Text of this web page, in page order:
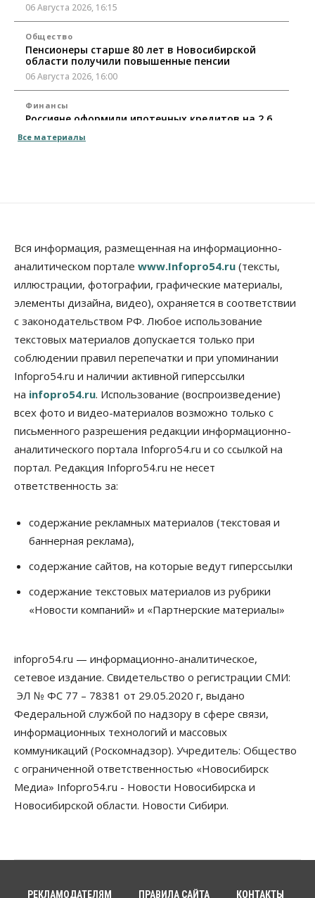
06 Августа 2026, 16:15
Общество
Пенсионеры старше 80 лет в Новосибирской
области получили повышенные пенсии
06 Августа 2026, 16:00
Финансы
Россияне оформили ипотечных кредитов на 2,6
06 Августа 2026, 15:53
Бизнес
Правительство России продлило разрешение на
выпуск бензина «Евро-3»
06 Августа 2026, 14:00
Общество
«За тех, у кого от 270 баллов,
настоящая борьба»: вузы настойчиво
обзванивают новосибирских высокобалльников
перед зачислением
06 Августа 2026, 13:00
Власть
Режим ЧС ввели в Омской области из-за засухи
06 Августа 2026, 12:15
Новосибирск готовится к визиту Владимира
Путина
Бизнес Недвижимость Общество
Росреестр назвал главные причины
06 Августа 2026, 12:00
Телекоммуникации
В 16 населённых пунктах Мошковского района
Бизнес Право&Порядок
Злоумышленники опять атакуют
новосибирские компании через электронную
почту
06 Августа 2026, 11:00
Общество
Медики готовятся к второму пику активности
клещей в Новосибирской области
06 Августа 2026, 10:00
06 Августа 2026, 09:00
Все материалы
Вся информация, размещенная на информационно-
аналитическом портале www.Infopro54.ru (тексты,
иллюстрации, фотографии, графические материалы,
элементы дизайна, видео), охраняется в соответствии
с законодательством РФ. Любое использование
текстовых материалов допускается только при
соблюдении правил перепечатки и при упоминании
Infopro54.ru и наличии активной гиперссылки
на infopro54.ru. Использование (воспроизведение)
всех фото и видео-материалов возможно только с
письменного разрешения редакции информационно-
аналитического портала Infopro54.ru и со ссылкой на
портал. Редакция Infopro54.ru не несет
ответственность за:
содержание рекламных материалов (текстовая и
баннерная реклама),
содержание сайтов, на которые ведут гиперссылки
содержание текстовых материалов из рубрики
«Новости компаний» и «Партнерские материалы»
infopro54.ru — информационно-аналитическое,
сетевое издание. Свидетельство о регистрации СМИ:
ЭЛ № ФС 77 – 78381 от 29.05.2020 г, выдано
Федеральной службой по надзору в сфере связи,
информационных технологий и массовых
коммуникаций (Роскомнадзор). Учредитель: Общество
с ограниченной ответственностью «Новосибирск
Медиа» Infopro54.ru - Новости Новосибирска и
Новосибирской области. Новости Сибири.
РЕКЛАМОДАТЕЛЯМ ПРАВИЛА САЙТА КОНТАКТЫ